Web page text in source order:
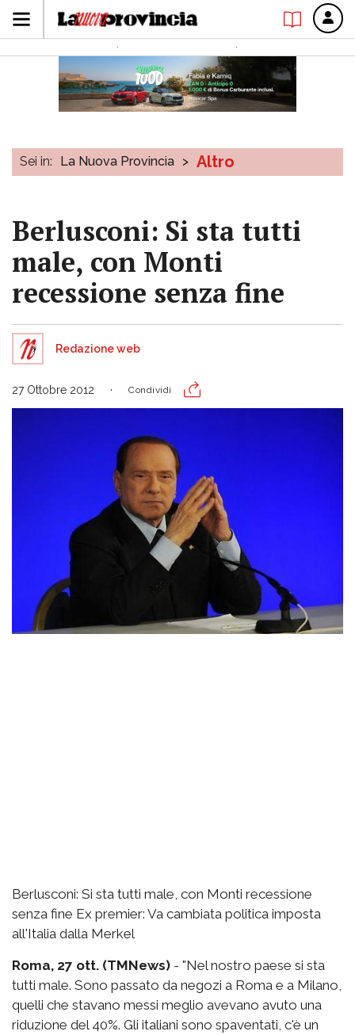
Sei in: La Nuova Provincia > Altro
Berlusconi: Si sta tutti
male, con Monti
recessione senza fine
Redazione web
27 Ottobre 2012 Condividi
Berlusconi: Si sta tutti male, con Monti recessione
senza fine Ex premier: Va cambiata politica imposta
all'Italia dalla Merkel
Roma, 27 ott. (TMNews) - "Nel nostro paese si sta
tutti male. Sono passato da negozi a Roma e a Milano,
quelli che stavano messi meglio avevano avuto una
riduzione del 40%. Gli italiani sono spaventati, c'è un